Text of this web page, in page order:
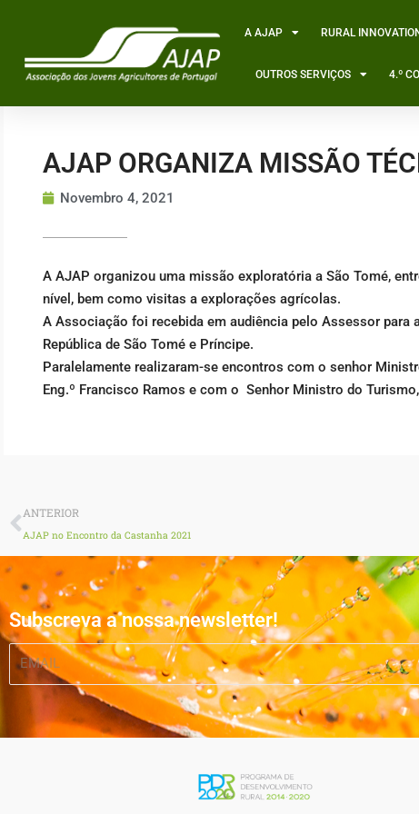
content
A AJAP RURAL
OUTROS SERVIÇOS 4.º
AJAP ORGANIZA MISSÃO
Novembro 4, 2021
A AJAP organizou uma missão exploratória a São Tomé,
nível, bem como visitas a explorações agrícolas.
A Associação foi recebida em audiência pelo Assessor para
República de São Tomé e Príncipe.
Paralelamente realizaram-se encontros com o senhor
Eng.º Francisco Ramos e com o Senhor Ministro do
Prev
ANTERIOR
AJAP no Encontro da Castanha 2021
Subscreva a nossa newsletter!
EMAIL